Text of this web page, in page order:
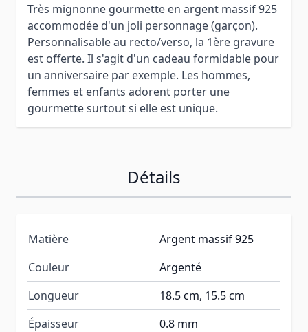
Très mignonne gourmette en argent massif 925
accommodée d'un joli personnage (garçon).
Personnalisable au recto/verso, la 1ère gravure
est offerte. Il s'agit d'un cadeau formidable pour
un anniversaire par exemple. Les hommes,
femmes et enfants adorent porter une
gourmette surtout si elle est unique.
Détails
Matière
Argent massif 925
Couleur
Argenté
Longueur
18.5 cm, 15.5 cm
Épaisseur
0.8 mm